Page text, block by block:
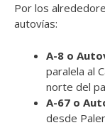
Por los
autovías:
A-8 o
paralela al
norte del
A-67 o
desde